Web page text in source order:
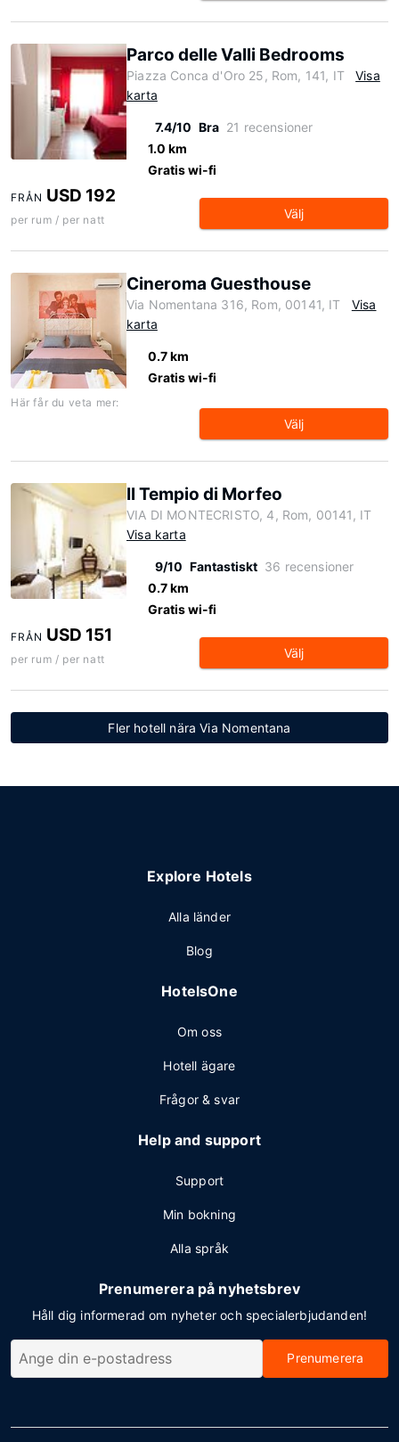
Parco delle Valli Bedrooms
Piazza Conca d'Oro 25, Rom, 141, IT
Visa
karta
7.4/10 Bra 21 recensioner
1.0 km
Gratis wi-fi
FRÅN USD 192
per rum / per natt Välj
Cineroma Guesthouse
Via Nomentana 316, Rom, 00141, IT
Visa
karta
0.7 km
Gratis wi-fi
Här får du veta mer:
Välj
Il Tempio di Morfeo
VIA DI MONTECRISTO, 4, Rom, 00141, IT
Visa karta
9/10 Fantastiskt 36 recensioner
0.7 km
Gratis wi-fi
FRÅN USD 151
per rum / per natt Välj
Fler hotell nära Via Nomentana
Explore Hotels
Alla länder
Blog
HotelsOne
Om oss
Hotell ägare
Frågor & svar
Help and support
Support
Min bokning
Alla språk
Prenumerera på nyhetsbrev
Håll dig informerad om nyheter och specialerbjudanden!
Prenumerera